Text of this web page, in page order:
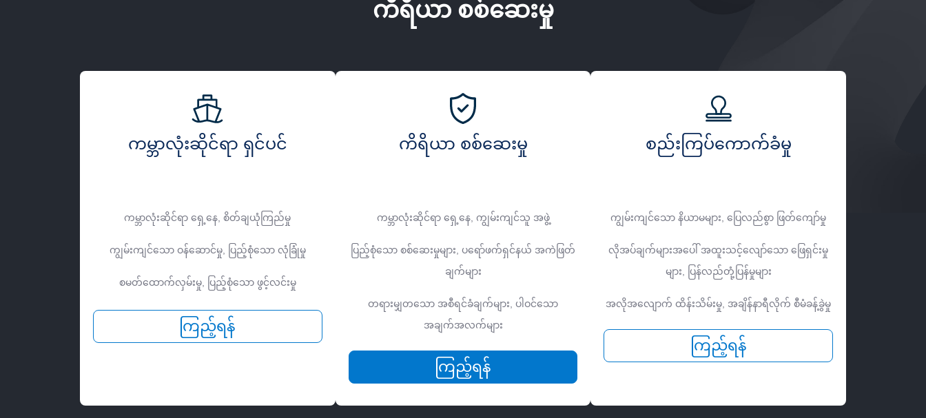
ကိရိယာ စစ်ဆေးမှု
ကမ္ဘာလုံးဆိုင်ရာ ရှင်ပင်
ကမ္ဘာလုံးဆိုင်ရာ ရှေ့နေ, စိတ်ချယုံကြည်မှု
ကျွမ်းကျင်သော ဝန်ဆောင်မှု, ပြည့်စုံသော လုံခြုံမှု
စမတ်ထောက်လှမ်းမှု, ပြည့်စုံသော ဖွင့်လင်းမှု
ကြည့်ရန်
ကိရိယာ စစ်ဆေးမှု
ကမ္ဘာလုံးဆိုင်ရာ ရှေ့နေ, ကျွမ်းကျင်သူ အဖွဲ့
ပြည့်စုံသော စစ်ဆေးမှုများ, ပရော်ဖက်ရှင်နယ် အကဲဖြတ်
ချက်များ
တရားမျှတသော အစီရင်ခံချက်များ, ပါဝင်သော
အချက်အလက်များ
ကြည့်ရန်
စည်းကြပ်ကောက်ခံမှု
ကျွမ်းကျင်သော နိယာမများ, ပြေလည်စွာ ဖြတ်ကျော်မှု
လိုအပ်ချက်များအပေါ် အထူးသင့်လျော်သော ဖြေရှင်းမှု
များ, ပြန်လည်တုံ့ပြန်မှုများ
အလိုအလျောက် ထိန်းသိမ်းမှု, အချိန်နာရီလိုက် စီမံခန့်ခွဲမှု
ကြည့်ရန်